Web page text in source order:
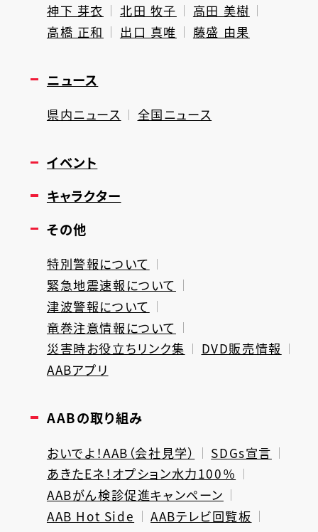
神下 芽衣
北田 牧子
高田 美樹
高橋 正和
出口 真唯 藤盛 由果
ニュース
県内ニュース 全国ニュース
イベント
キャラクター
その他
特別警報について
緊急地震速報について
津波警報について
竜巻注意情報について
災害時お役立ちリンク集
DVD販売情報
AABアプリ
AABの取り組み
おいでよ！AAB（会社見学）
SDGs宣言
あきたEネ！オプション水力100％
AABがん検診促進キャンペーン
AAB Hot Side
AABテレビ回覧板